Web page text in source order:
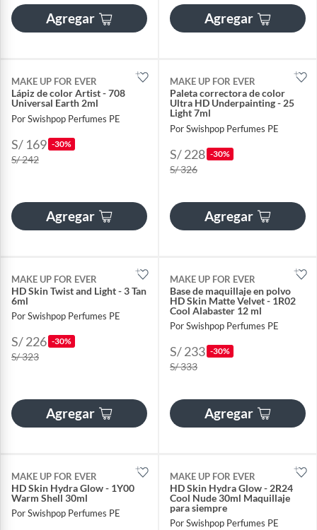
Agregar Agregar
MAKE UP FOR EVER
Lápiz de color Artist - 708
Universal Earth 2ml
Por Swishpop Perfumes PE
S/ 169 -30%
S/ 242
Agregar
MAKE UP FOR EVER
Paleta correctora de color
Ultra HD Underpainting - 25
Light 7ml
Por Swishpop Perfumes PE
S/ 228 -30%
S/ 326
Agregar
MAKE UP FOR EVER
HD Skin Twist and Light - 3 Tan
6ml
Por Swishpop Perfumes PE
S/ 226 -30%
S/ 323
Agregar
MAKE UP FOR EVER
Base de maquillaje en polvo
HD Skin Matte Velvet - 1R02
Cool Alabaster 12 ml
Por Swishpop Perfumes PE
S/ 233 -30%
S/ 333
Agregar
MAKE UP FOR EVER
HD Skin Hydra Glow - 1Y00
Warm Shell 30ml
Por Swishpop Perfumes PE
MAKE UP FOR EVER
HD Skin Hydra Glow - 2R24
Cool Nude 30ml Maquillaje
para siempre
Por Swishpop Perfumes PE